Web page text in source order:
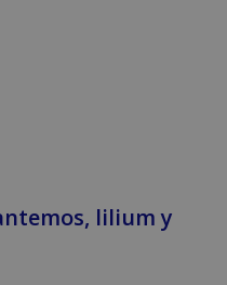
lilium y